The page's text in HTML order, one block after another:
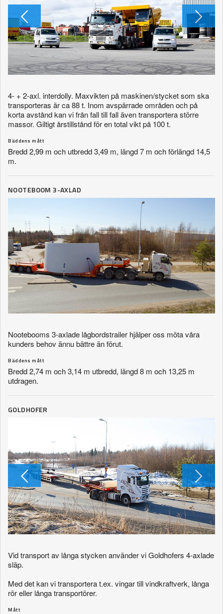
4- + 2-axl. interdolly. Maxvikten på maskinen/stycket som ska
transporteras är ca 88 t. Inom avspärrade områden och på
korta avstånd kan vi från fall till fall även transportera större
massor. Giltigt årstillstånd för en total vikt på 100 t.
Bäddens mått
Bredd 2,99 m och utbredd 3,49 m, längd 7 m och förlängd 14,5
m.
NOOTEBOOM 3-AXLAD
Nootebooms 3-axlade lågbordstrailer hjälper oss möta våra
kunders behov ännu bättre än förut.
Bäddens mått
Bredd 2,74 m och 3,14 m utbredd, längd 8 m och 13,25 m
utdragen.
GOLDHOFER
Vid transport av långa stycken använder vi Goldhofers 4-axlade
släp.
Med det kan vi transportera t.ex. vingar till vindkraftverk, långa
rör eller långa transportörer.
Mått